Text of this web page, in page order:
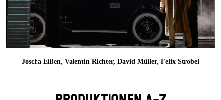
Joscha Eißen, Valentin Richter, David Müller, Felix Strobel